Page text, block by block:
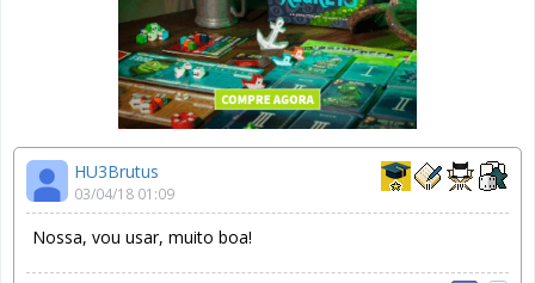
HU3Brutus
03/04/18 01:09
Nossa, vou usar, muito boa!